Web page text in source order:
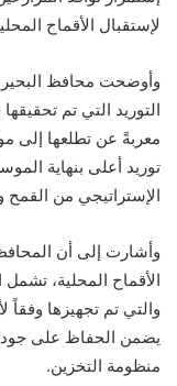
لإستقبال الأقماح
وأوضحت محافظ
التوريد التي تم
معربةً عن تطلعها إلى
توريد أعلى بنهاية
الإستراتيجي من القمح
الأقماح المحلية،
والتي تم تجهيزها وفقاً
يضمن الحفاظ على
منظومة التخزين.